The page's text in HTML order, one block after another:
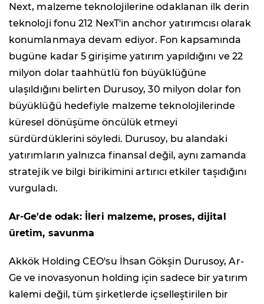
Next, malzeme teknolojilerine odaklanan ilk derin
teknoloji fonu 212 NexT'in anchor yatırımcısı olarak
konumlanmaya devam ediyor. Fon kapsamında
bugüne kadar 5 girişime yatırım yapıldığını ve 22
milyon dolar taahhütlü fon büyüklüğüne
ulaşıldığını belirten Durusoy, 30 milyon dolar fon
büyüklüğü hedefiyle malzeme teknolojilerinde
küresel dönüşüme öncülük etmeyi
sürdürdüklerini söyledi. Durusoy, bu alandaki
yatırımların yalnızca finansal değil, aynı zamanda
stratejik ve bilgi birikimini artırıcı etkiler taşıdığını
vurguladı.
Ar-Ge'de odak: İleri malzeme, proses, dijital
üretim, savunma
Akkök Holding CEO'su İhsan Gökşin Durusoy, Ar-
Ge ve inovasyonun holding için sadece bir yatırım
kalemi değil, tüm şirketlerde içselleştirilen bir